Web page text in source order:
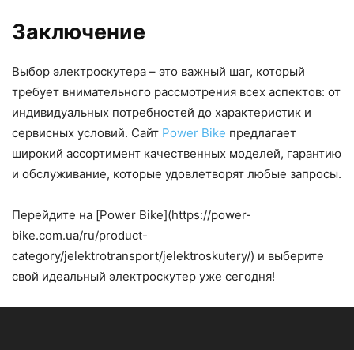
Заключение
Выбор электроскутера – это важный шаг, который
требует внимательного рассмотрения всех аспектов: от
индивидуальных потребностей до характеристик и
сервисных условий. Сайт Power Bike предлагает
широкий ассортимент качественных моделей, гарантию
и обслуживание, которые удовлетворят любые запросы.
Перейдите на [Power Bike](https://power-
bike.com.ua/ru/product-
category/jelektrotransport/jelektroskutery/) и выберите
свой идеальный электроскутер уже сегодня!